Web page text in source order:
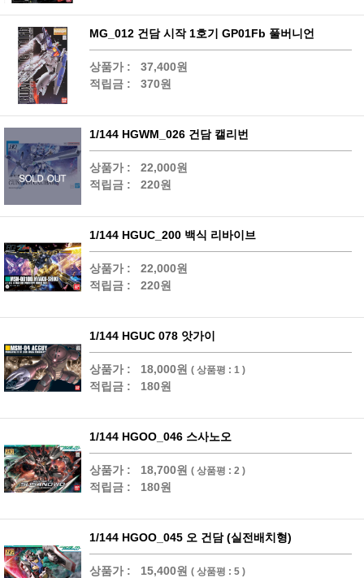
MG_012 건담 시작 1호기 GP01Fb 풀버니언
상품가 :
37,400원
적립금 :
370원
1/144 HGWM_026 건담 캘리번
상품가 :
22,000원
적립금 :
220원
1/144 HGUC_200 백식 리바이브
상품가 :
22,000원
적립금 :
220원
1/144 HGUC 078 앗가이
상품가 : 18,000원 ( 상품평 : 1 )
적립금 : 180원
1/144 HGOO_046 스사노오
상품가 : 18,700원 ( 상품평 : 2 )
적립금 : 180원
1/144 HGOO_045 오 건담 (실전배치형)
상품가 : 15,400원 ( 상품평 : 5 )